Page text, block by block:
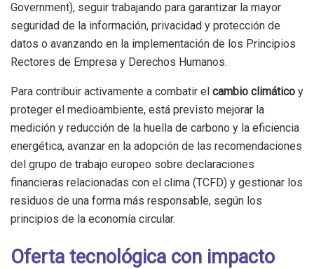
Government), seguir trabajando para garantizar la mayor
seguridad de la información, privacidad y protección de
datos o avanzando en la implementación de los Principios
Rectores de Empresa y Derechos Humanos.
Para contribuir activamente a combatir el cambio climático y
proteger el medioambiente, está previsto mejorar la
medición y reducción de la huella de carbono y la eficiencia
energética, avanzar en la adopción de las recomendaciones
del grupo de trabajo europeo sobre declaraciones
financieras relacionadas con el clima (TCFD) y gestionar los
residuos de una forma más responsable, según los
principios de la economía circular.
Oferta tecnológica con impacto